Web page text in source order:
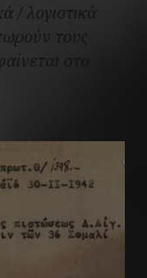
/ λογιστικά
τους
στο